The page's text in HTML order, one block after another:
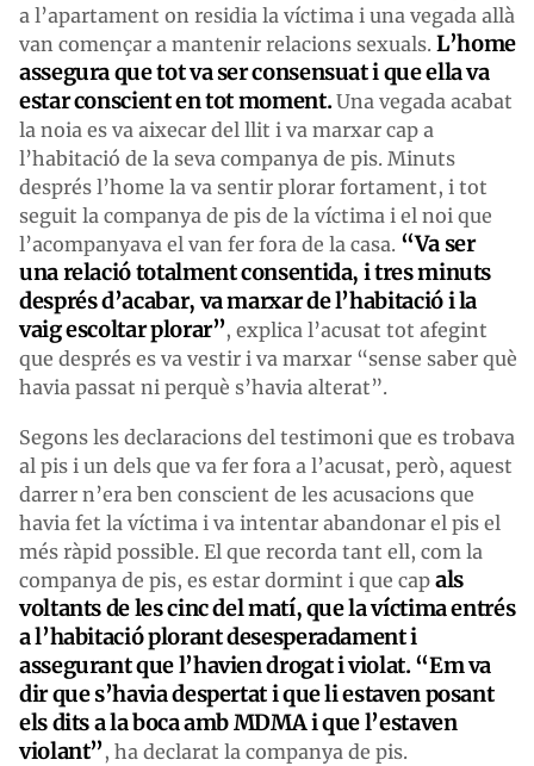
a l’apartament on residia la víctima i una vegada allà
van començar a mantenir relacions sexuals. L’home
assegura que tot va ser consensuat i que ella va
estar conscient en tot moment.Una vegada acabat
la noia es va aixecar del llit i va marxar cap a
l’habitació de la seva companya de pis. Minuts
després l’home la va sentir plorar fortament, i tot
seguit la companya de pis de la víctima i el noi que
l’acompanyava el van fer fora de la casa. “Va ser
una relació totalment consentida, i tres minuts
després d’acabar, va marxar de l’habitació i la
vaig escoltar plorar”, explica l’acusat tot afegint
que després es va vestir i va marxar “sense saber què
havia passat ni perquè s’havia alterat”.
Segons les declaracions del testimoni que es trobava
al pis i un dels que va fer fora a l’acusat, però, aquest
darrer n’era ben conscient de les acusacions que
havia fet la víctima i va intentar abandonar el pis el
més ràpid possible. El que recorda tant ell, com la
companya de pis, es estar dormint i que cap als
voltants de les cinc del matí, que la víctima entrés
a l’habitació plorant desesperadament i
assegurant que l’havien drogat i violat. “Em va
dir que s’havia despertat i que li estaven posant
els dits a la boca amb MDMA i que l’estaven
violant”, ha declarat la companya de pis.